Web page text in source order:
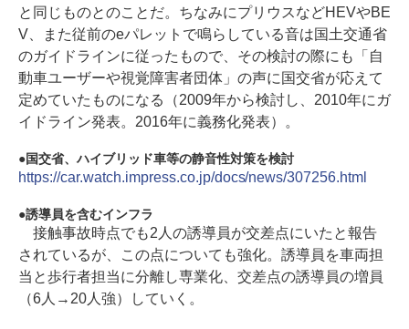
と同じものとのことだ。ちなみにプリウスなどHEVやBE
V、また従前のeパレットで鳴らしている音は国土交通省
のガイドラインに従ったもので、その検討の際にも「自
動車ユーザーや視覚障害者団体」の声に国交省が応えて
定めていたものになる（2009年から検討し、2010年にガ
イドライン発表。2016年に義務化発表）。
国交省、ハイブリッド車等の静音性対策を検討
https://car.watch.impress.co.jp/docs/news/307256.html
誘導員を含むインフラ
接触事故時点でも2人の誘導員が交差点にいたと報告
されているが、この点についても強化。誘導員を車両担
当と歩行者担当に分離し専業化、交差点の誘導員の増員
（6人→20人強）していく。